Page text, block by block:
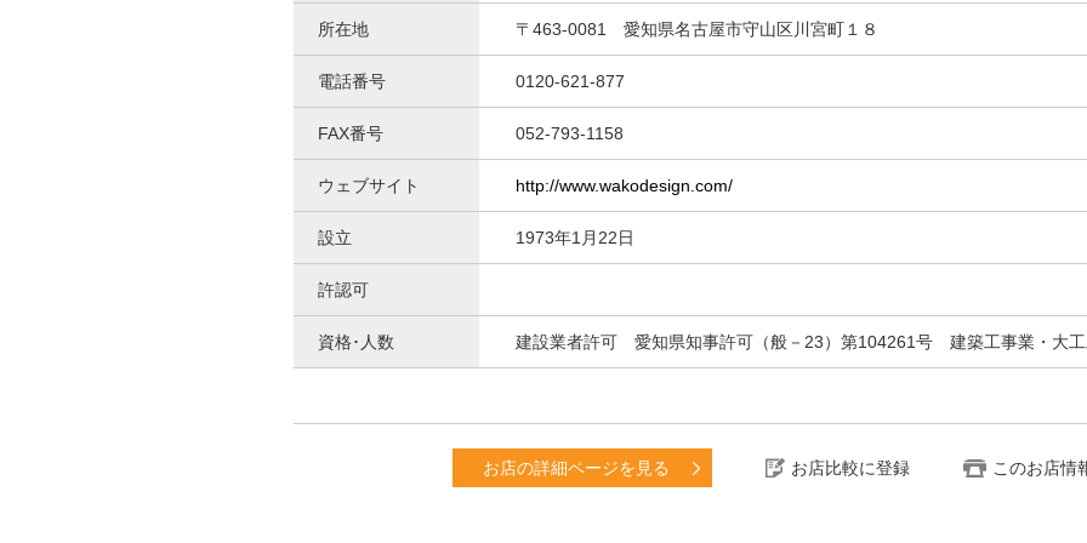
所在地 〒463-0081 愛知県名古屋市守山区川宮町１８
電話番号 0120-621-877
FAX番号 052-793-1158
ウェブサイト http://www.wakodesign.com/
設立 1973年1月22日
許認可
資格･人数 建設業者許可 愛知県知事許可（般－23）第104261号 建築工事業・大
お店の詳細ページを見る お店比較に登録 このお店情